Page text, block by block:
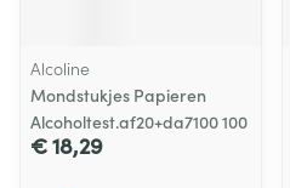
Alcoline
Mondstukjes Papieren
Alcoholtest.af20+da7100 100
€ 18,29